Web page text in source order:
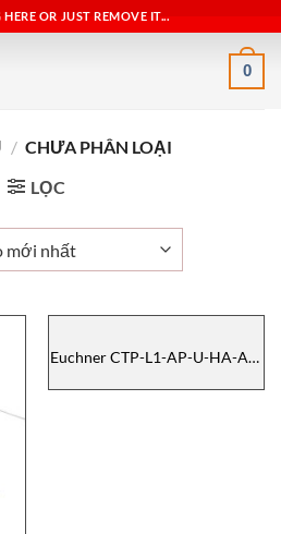
OR JUST REMOVE IT...
0
/ CHƯA PHÂN LOẠI
LỌC
Euchner CTP-L1-AP-U-HA-AE-
Euchner, cảm biến an toàn